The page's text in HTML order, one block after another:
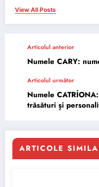
View All Posts
Articolul anterior
Numele CARY:
Articolul următor
Numele
trăsături și
ARTICOLE